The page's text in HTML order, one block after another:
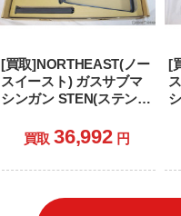
[買取]NORTHEAST(ノー
スイースト) ガスサブマ
シンガン STEN(ステン)
ックマシンカービン (18
歳以上専用)
買取 36,992 円
[